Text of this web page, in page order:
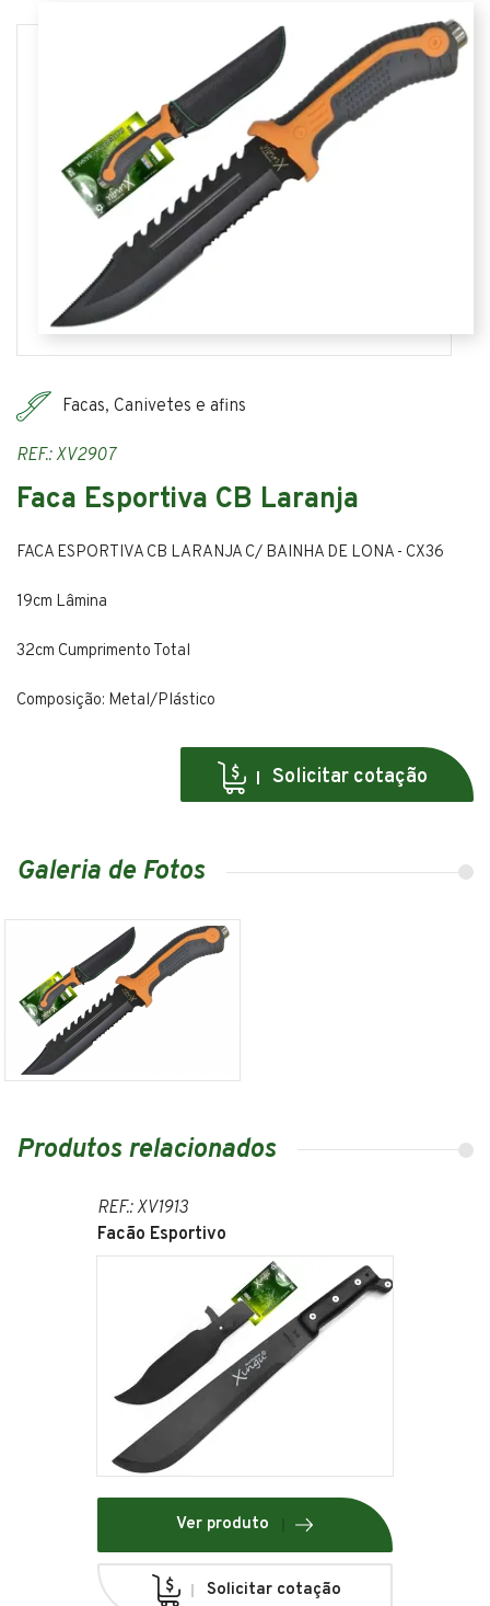
Facas, Canivetes e afins
REF.: XV2907
Faca Esportiva CB Laranja
FACA ESPORTIVA CB LARANJA C/ BAINHA DE LONA - CX36
19cm Lâmina
32cm Cumprimento Total
Composição: Metal/Plástico
Solicitar cotação
Galeria de Fotos
Produtos relacionados
REF.: XV1913
Facão Esportivo
Ver produto
Solicitar cotação